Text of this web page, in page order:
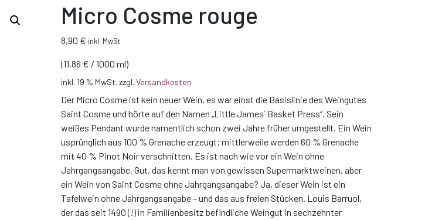
Micro Cosme rouge
8,90 € inkl. MwSt
(11,86 € /1000 ml)
inkl. 19 % MwSt. zzgl.Versandkosten
Der Micro Cosme ist kein neuer Wein, es war einst die Basislinie des Weingutes
Saint Cosme und hörte auf den Namen „Little James´ Basket Press“. Sein
weißes Pendant wurde namentlich schon zwei Jahre früher umgestellt. Ein Wein
usprünglich aus 100 % Grenache erzeugt; mittlerweile werden 60 % Grenache
mit 40 % Pinot Noir verschnitten. Es ist nach wie vor ein Wein ohne
Jahrgangsangabe. Gut, das kennt man von gewissen Supermarktweinen, aber
ein Wein von Saint Cosme ohne Jahrgangsangabe? Ja, dieser Wein ist ein
Tafelwein ohne Jahrgangsangabe – und das aus freien Stücken. Louis Barruol,
der das seit 1490 (!) in Familienbesitz befindliche Weingut in sechzehnter